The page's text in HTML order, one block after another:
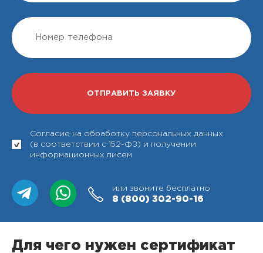
Согласие на обработку персональных данных
(в соответствии с 152-ФЗ) и получении
информационных писем
или звоните бесплатно
8 (800) 302-90-16
Для чего нужен сертификат